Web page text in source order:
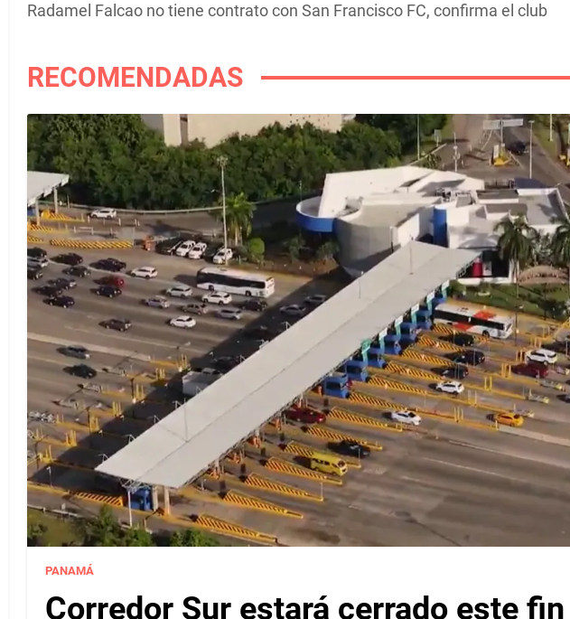
Radamel Falcao no tiene contrato con San Francisco FC, confirma el club
RECOMENDADAS
PANAMÁ
Corredor Sur estará cerrado este